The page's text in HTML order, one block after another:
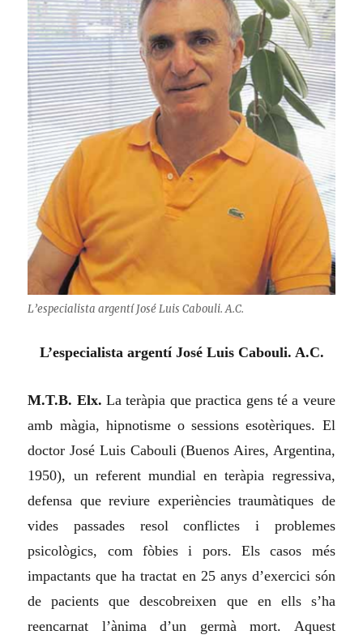
L’especialista argentí José Luis Cabouli. A.C.
L’especialista argentí José Luis Cabouli. A.C.
M.T.B. Elx. La teràpia que practica gens té a veure
amb màgia, hipnotisme o sessions esotèriques. El
doctor José Luis Cabouli (Buenos Aires, Argentina,
1950), un referent mundial en teràpia regressiva,
defensa que reviure experiències traumàtiques de
vides passades resol conflictes i problemes
psicològics, com fòbies i pors. Els casos més
impactants que ha tractat en 25 anys d’exercici són
de pacients que descobreixen que en ells s’ha
reencarnat l’ànima d’un germà mort. Aquest